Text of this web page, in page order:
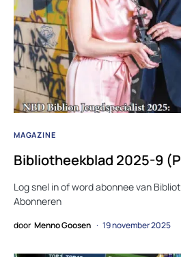
MAGAZINE
Bibliotheekblad 2025-9
Log snel in of word abonnee van
Abonneren
door Menno Goosen 19 november 2025